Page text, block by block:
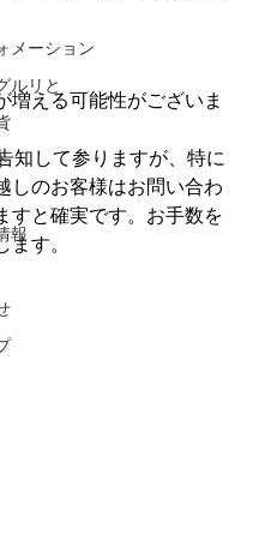
メーション
ルリと
報
増える可能性がございま
知して参りますが、特に
しのお客様はお問い合わ
すと確実です。お手数を
ます。